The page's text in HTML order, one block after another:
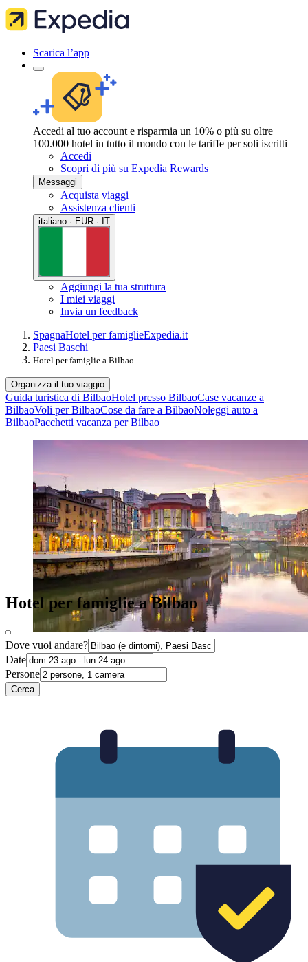
Scarica l’app
Accedi al tuo account e risparmia un 10% o più su oltre
100.000 hotel in tutto il mondo con le tariffe per soli iscritti
Accedi
Scopri di più su Expedia Rewards
Messaggi
Acquista viaggi
Assistenza clienti
italiano · EUR · IT
Aggiungi la tua struttura
I miei viaggi
Invia un feedback
SpagnaHotel per famiglieExpedia.it
Paesi Baschi
Hotel per famiglie a Bilbao
Organizza il tuo viaggio
Guida turistica di BilbaoHotel presso BilbaoCase vacanze a
BilbaoVoli per BilbaoCose da fare a BilbaoNoleggi auto a
BilbaoPacchetti vacanza per Bilbao
Hotel per famiglie a Bilbao
Dove vuoi andare?
Date
Persone
Cerca